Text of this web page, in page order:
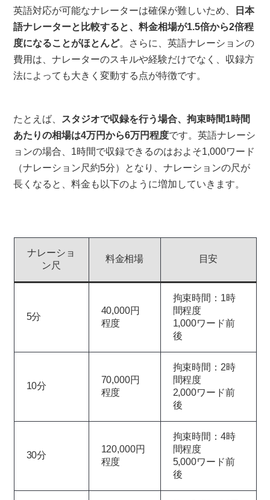
英語対応が可能なナレーターは確保が難しいため、
日本
語ナレーターと比較すると、料金相場が1.5倍から2倍程
度になることがほとんど。さらに、英語ナレーションの
費用は、ナレーターのスキルや経験だけでなく、収録方
法によっても大きく変動する点が特徴です。
たとえば、 スタジオで収録を行う場合、拘束時間1時間
あたりの相場は4万円から6万円程度です。英語ナレーシ
ョンの場合、1時間で収録できるのはおよそ1,000ワード
（ナレーション尺約5分）となり、ナレーションの尺が
長くなると、料金も以下のように増加していきます。
ナレーショ
ン尺
料金相場 目安
5分
40,000円
程度
拘束時間：1時
間程度
1,000ワード前
後
10分
70,000円
程度
拘束時間：2時
間程度
2,000ワード前
後
30分
120,000円
程度
拘束時間：4時
間程度
5,000ワード前
後